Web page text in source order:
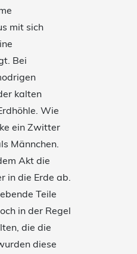
mit sich
Bei
kalten
Wie
ein Zwitter
Männchen.
Akt die
in die Erde ab.
Teile
in der Regel
die die
diese